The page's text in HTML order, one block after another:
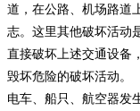
道，在公路、机场路道
志。这里其他破坏活动
直接破坏上述交通设备
毁坏危险的破坏活动。
电车、船只、航空器发